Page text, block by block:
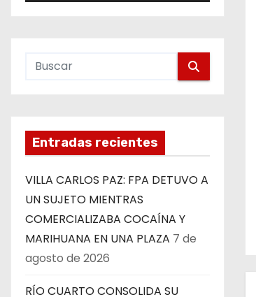
Entradas recientes
VILLA CARLOS PAZ: FPA DETUVO A
UN SUJETO MIENTRAS
COMERCIALIZABA COCAÍNA Y
MARIHUANA EN UNA PLAZA 7 de
agosto de 2026
RÍO CUARTO CONSOLIDA SU